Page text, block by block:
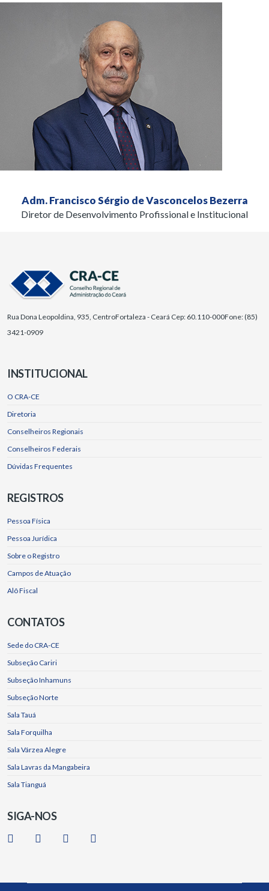
Adm. Francisco Sérgio de Vasconcelos Bezerra
Diretor de Desenvolvimento Profissional e Institucional
Rua Dona Leopoldina, 935, CentroFortaleza - Ceará Cep: 60.110-000Fone: (85)
3421-0909
INSTITUCIONAL
O CRA-CE
Diretoria
Conselheiros Regionais
Conselheiros Federais
Dúvidas Frequentes
REGISTROS
Pessoa Física
Pessoa Jurídica
Sobre o Registro
Campos de Atuação
Alô Fiscal
CONTATOS
Sede do CRA-CE
Subseção Cariri
Subseção Inhamuns
Subseção Norte
Sala Tauá
Sala Forquilha
Sala Várzea Alegre
Sala Lavras da Mangabeira
Sala Tianguá
SIGA-NOS